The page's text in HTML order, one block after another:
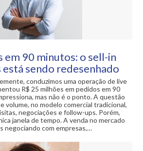
em 90 minutos: o sell-in
sendo redesenhado
conduzimos uma operação de live
R$ 25 milhões em pedidos em 90
mas não é o ponto. A questão
volume, no modelo comercial tradicional,
negociações e follow-ups. Porém,
janela de tempo. A venda no mercado
negociando com empresas,…